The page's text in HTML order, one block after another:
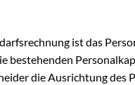
ist das
bestehenden
die Ausrichtung des